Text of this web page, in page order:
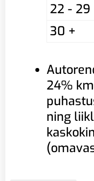
22 - 29
30 +
24%
ning